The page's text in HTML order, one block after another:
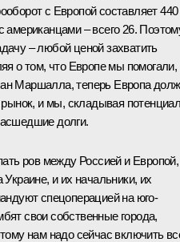
с Европой составляет 440
– всего 26.
– любой ценой захватить
о том, что Европе мы помогали,
Маршалла, теперь Европа
рынок, и мы, складывая
долги.
ров между Россией и Европой,
и их начальники, их
спецоперацией на юго-
свои собственные города,
нам надо сейчас включить